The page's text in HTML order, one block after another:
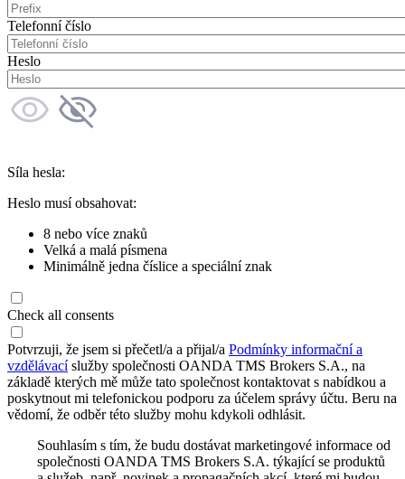
Telefonní číslo
Heslo
Síla hesla:
Heslo musí obsahovat:
8 nebo více znaků
Velká a malá písmena
Minimálně jedna číslice a speciální znak
Check all consents
Potvrzuji, že jsem si přečetl/a a přijal/a Podmínky informační a
vzdělávacíslužby společnosti OANDA TMS Brokers S.A., na
základě kterých mě může tato společnost kontaktovat s nabídkou a
poskytnout mi telefonickou podporu za účelem správy účtu. Beru na
vědomí, že odběr této služby mohu kdykoli odhlásit.
Souhlasím s tím, že budu dostávat marketingové informace od
společnosti OANDA TMS Brokers S.A. týkající se produktů